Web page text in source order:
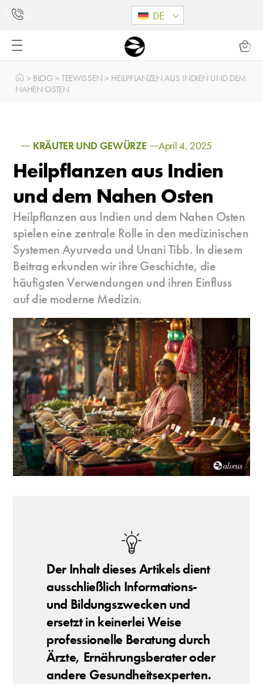
DE
> BLOG> TEEWISSEN > HEILPFLANZEN AUS INDIEN UND DEM
NAHEN OSTEN
KRÄUTER UND GEWÜRZE April 4, 2025
Heilpflanzen aus Indien
und dem Nahen Osten
Heilpflanzen aus Indien und dem Nahen Osten
spielen eine zentrale Rolle in den medizinischen
Systemen Ayurveda und Unani Tibb. In diesem
Beitrag erkunden wir ihre Geschichte, die
häufigsten Verwendungen und ihren Einfluss
auf die moderne Medizin.
Der Inhalt dieses Artikels dient
ausschließlich Informations-
und Bildungszwecken und
ersetzt in keinerlei Weise
professionelle Beratung durch
Ärzte, Ernährungsberater oder
andere Gesundheitsexperten.